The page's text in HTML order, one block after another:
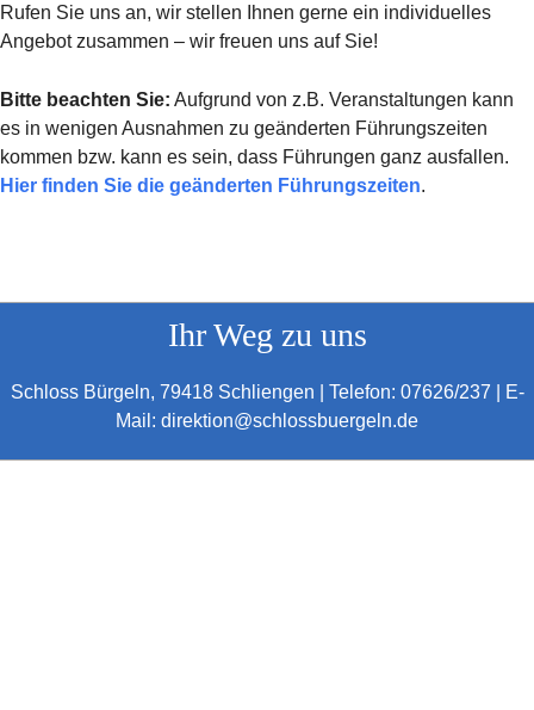
Rufen Sie uns an, wir stellen Ihnen gerne ein individuelles
Angebot zusammen – wir freuen uns auf Sie!
Bitte beachten Sie: Aufgrund von z.B. Veranstaltungen kann
es in wenigen Ausnahmen zu geänderten Führungszeiten
kommen bzw. kann es sein, dass Führungen ganz ausfallen.
Hier finden Sie die geänderten Führungszeiten.
Ihr Weg zu uns
Schloss Bürgeln, 79418 Schliengen | Telefon: 07626/237 | E-
Mail: direktion@schlossbuergeln.de